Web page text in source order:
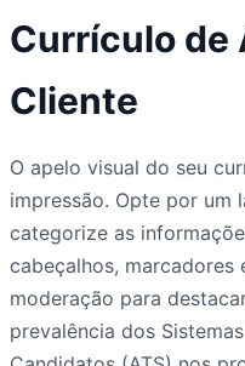
Currículo de
Cliente
O apelo visual do seu
impressão. Opte por um
categorize as
cabeçalhos,
moderação para
prevalência dos